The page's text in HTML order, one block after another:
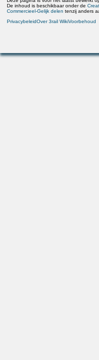
De inhoud is beschikbaar onder de
Commercieel-Gelijk delen tenzij anders
PrivacybeleidOver 3rail WikiVoorbehoud